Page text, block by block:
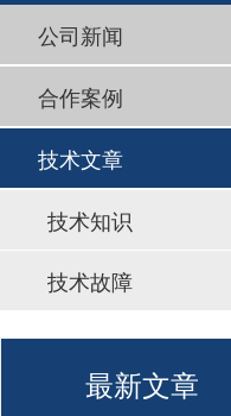
公司新闻
合作案例
技术文章
技术知识
技术故障
最新文章